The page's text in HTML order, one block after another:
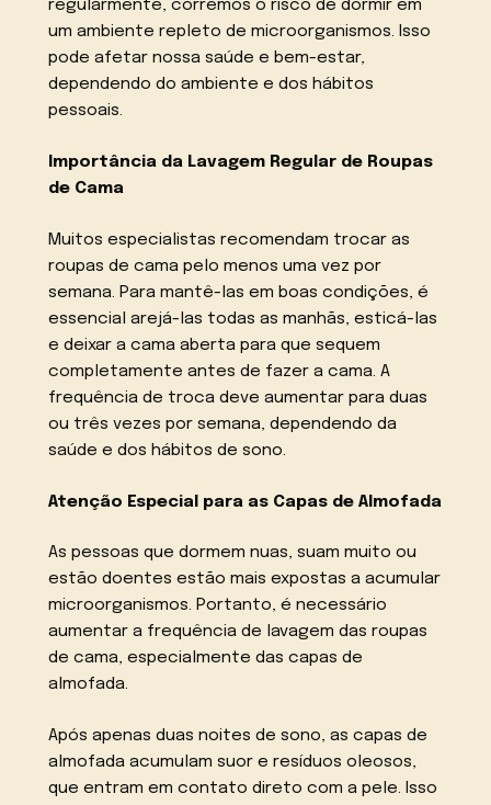
regularmente, corremos o risco de dormir em
um ambiente repleto de microorganismos. Isso
pode afetar nossa saúde e bem-estar,
dependendo do ambiente e dos hábitos
pessoais.
Importância da Lavagem Regular de Roupas
de Cama
Muitos especialistas recomendam trocar as
roupas de cama pelo menos uma vez por
semana. Para mantê-las em boas condições, é
essencial arejá-las todas as manhãs, esticá-las
e deixar a cama aberta para que sequem
completamente antes de fazer a cama. A
frequência de troca deve aumentar para duas
ou três vezes por semana, dependendo da
saúde e dos hábitos de sono.
Atenção Especial para as Capas de Almofada
As pessoas que dormem nuas, suam muito ou
estão doentes estão mais expostas a acumular
microorganismos. Portanto, é necessário
aumentar a frequência de lavagem das roupas
de cama, especialmente das capas de
almofada.
Após apenas duas noites de sono, as capas de
almofada acumulam suor e resíduos oleosos,
que entram em contato direto com a pele. Isso